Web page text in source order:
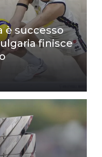
è successo
finisce